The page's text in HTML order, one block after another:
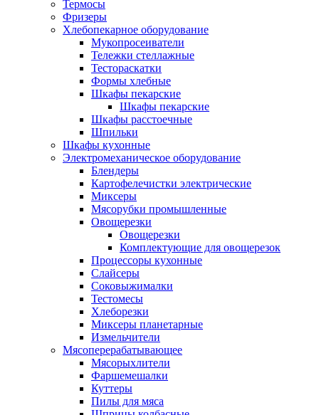
Термосы
Фризеры
Хлебопекарное оборудование
Мукопросеиватели
Тележки стеллажные
Тестораскатки
Формы хлебные
Шкафы пекарские
Шкафы пекарские
Шкафы расстоечные
Шпильки
Шкафы кухонные
Электромеханическое оборудование
Блендеры
Картофелечистки электрические
Миксеры
Мясорубки промышленные
Овощерезки
Овощерезки
Комплектующие для овощерезок
Процессоры кухонные
Слайсеры
Соковыжималки
Тестомесы
Хлеборезки
Миксеры планетарные
Измельчители
Мясоперерабатывающее
Мясорыхлители
Фаршемешалки
Куттеры
Пилы для мяса